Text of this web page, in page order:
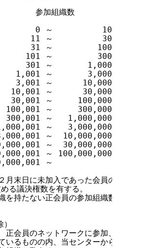
参加組織数         議決権
0 ～          10
11 ～          30
31 ～         100
101 ～         300
301 ～       1,000
1,001 ～       3,000
3,001 ～      10,000
10,001 ～      30,000
30,001 ～     100,000
100,001 ～     300,000
300,001 ～   1,000,000
～   3,000,000
～  10,000,000
～  30,000,000
～ 100,000,000
～
月末日に未加入であった会員の議決権
る議決権数を有する。
を持たない正会員の参加組織数は、０
会員のネットワークに参加、加入あ
いるものの内、当センターからドメイ